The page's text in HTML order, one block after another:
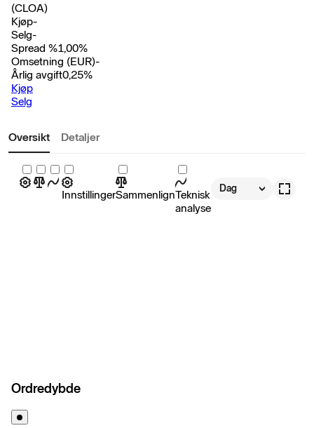
(CLOA)
Kjøp-
Selg-
Spread %1,00%
Omsetning (EUR)-
Årlig avgift0,25%
Kjøp
Selg
Oversikt Detaljer
InnstillingerSammenlignTeknisk
analyse
Dag
Ordredybde